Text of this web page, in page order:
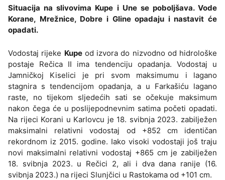
Situacija na slivovima Kupe i Une se poboljšava. Vode
Korane, Mrežnice, Dobre i Gline opadaju i nastavit će
opadati.
Vodostaj rijeke Kupeod izvora do nizvodno od hidrološke
postaje Rečica II ima tendenciju opadanja. Vodostaj u
Jamničkoj Kiselici je pri svom maksimumu i lagano
stagnira s tendencijom opadanja, a u Farkašiću lagano
raste, no tijekom sljedećih sati se očekuje maksimum
nakon čega će u poslijepodnevnim satima početi opadati.
Na rijeci Korani u Karlovcu je 18. svibnja 2023. zabilježen
maksimalni relativni vodostaj od +852 cm identičan
rekordnom iz 2015. godine. Iako visoki vodostaji još traju
novi maksimalni relativni vodostaj +865 cm je zabilježen
18. svibnja 2023. u Rečici 2, ali i dva dana ranije (16.
svibnja 2023.) na rijeci Slunjčici u Rastokama od +101 cm.